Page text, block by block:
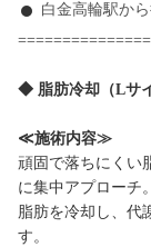
白金高輪駅か
◆ 脂肪冷却（Lサ
≪施術内容≫
頑固で落ちにくい
に集中アプローチ。
脂肪を冷却し、代
す。